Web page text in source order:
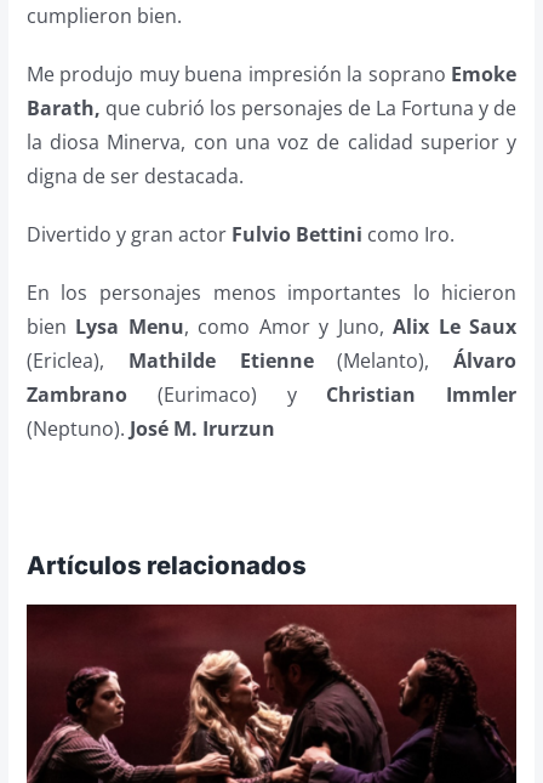
cumplieron bien.
Me produjo muy buena impresión la soprano Emoke
Barath, que cubrió los personajes de La Fortuna y de
la diosa Minerva, con una voz de calidad superior y
digna de ser destacada.
Divertido y gran actor Fulvio Bettini como Iro.
En los personajes menos importantes lo hicieron
bien Lysa Menu, como Amor y Juno,Alix Le Saux
(Ericlea), Mathilde Etienne(Melanto),Álvaro
Zambrano(Eurimaco) y Christian Immler
(Neptuno). José M. Irurzun
Artículos relacionados